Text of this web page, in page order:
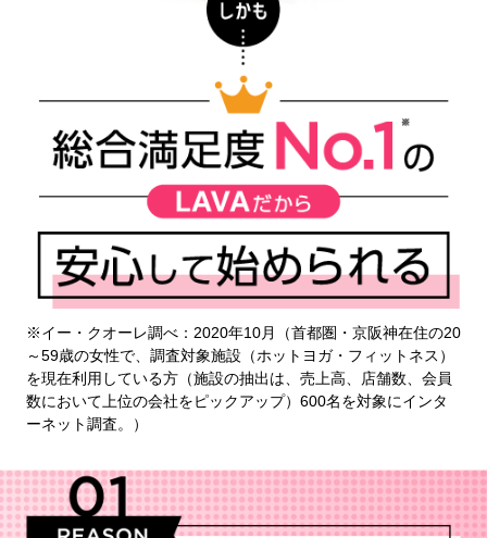
※イー・クオーレ調べ：2020年10月（首都圏・京阪神在住の20
～59歳の女性で、調査対象施設（ホットヨガ・フィットネス）
を現在利用している方（施設の抽出は、売上高、店舗数、会員
数において上位の会社をピックアップ）600名を対象にインタ
ーネット調査。）